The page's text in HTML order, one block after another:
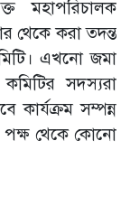
মহাপরিচালক
থেকে করা তদন্ত
এখনো জমা
সদস্যরা
কার্যক্রম সম্পন্ন
পক্ষ থেকে কোনো